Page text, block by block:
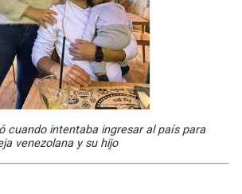
cuando intentaba ingresar al país para
venezolana y su hijo